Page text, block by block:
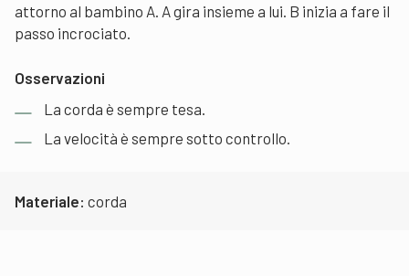
attorno al bambino A. A gira insieme a lui. B inizia a fare il
passo incrociato.
Osservazioni
La corda è sempre tesa.
La velocità è sempre sotto controllo.
Materiale: corda